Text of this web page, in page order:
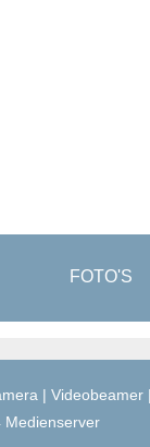
FOTO'S